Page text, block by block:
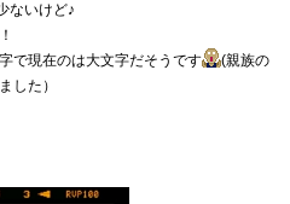
ないけど♪
で現在のは大文字だそうです
(親族の
した）